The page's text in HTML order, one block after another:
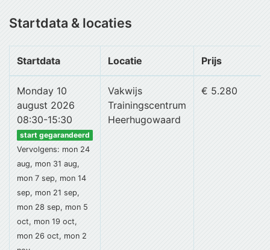
Startdata & locaties
Startdata Locatie Prijs
Monday 10
august 2026
08:30-15:30
start gegarandeerd
Vervolgens: mon 24
aug, mon 31 aug,
mon 7 sep, mon 14
sep, mon 21 sep,
mon 28 sep, mon 5
oct, mon 19 oct,
mon 26 oct, mon 2
Vakwijs
Trainingscentrum
Heerhugowaard
€ 5.280